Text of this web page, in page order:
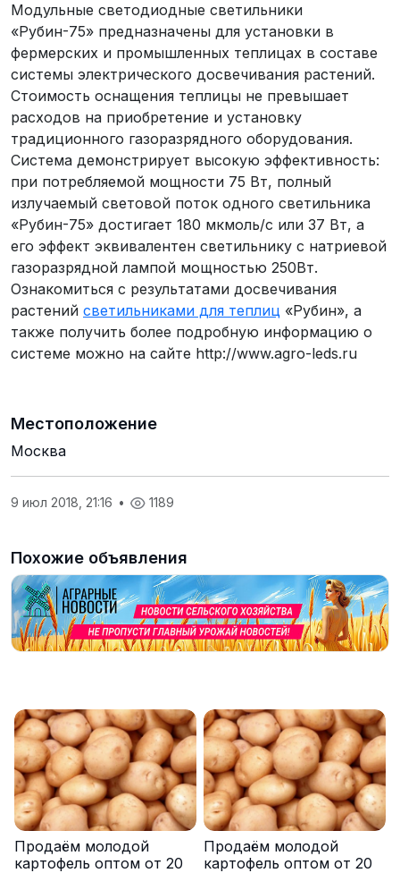
Модульные светодиодные светильники
«Рубин-75» предназначены для установки в
фермерских и промышленных теплицах в составе
системы электрического досвечивания растений.
Стоимость оснащения теплицы не превышает
расходов на приобретение и установку
традиционного газоразрядного оборудования.
Система демонстрирует высокую эффективность:
при потребляемой мощности 75 Вт, полный
излучаемый световой поток одного светильника
«Рубин-75» достигает 180 мкмоль/c или 37 Вт, а
его эффект эквивалентен светильнику с натриевой
газоразрядной лампой мощностью 250Вт.
Ознакомиться с результатами досвечивания
растений светильниками для теплиц «Рубин», а
также получить более подробную информацию о
системе можно на сайте http://www.agro-leds.ru
Местоположение
Москва
9 июл 2018, 21:16 • 1189
Похожие объявления
Продаём молодой
картофель оптом от 20
Продаём молодой
картофель оптом от 20